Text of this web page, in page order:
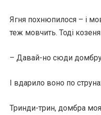
Ягня похнюпилося – і
теж мовчить. Тоді
– Давай-но сюди
І вдарило воно по
Тринди-трин, домбра